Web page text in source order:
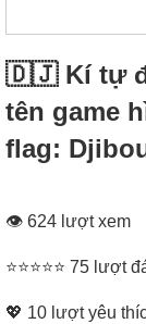
🇩🇯 Kí tự
tên game
flag:
👁 624 lượt xem
⭐⭐⭐⭐⭐ 75 lượt
💖 10 lượt yêu